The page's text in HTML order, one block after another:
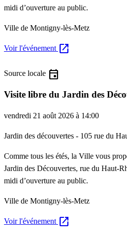
midi d’ouverture au public.
Ville de Montigny-lès-Metz
Voir l'événement open_in_new
Source locale event
Visite libre du Jardin des
vendredi 21 août 2026 à 14:00
Jardin des découvertes - 105 rue du
Comme tous les étés, la Ville vous
Jardin des Découvertes, rue du Haut-
midi d’ouverture au public.
Ville de Montigny-lès-Metz
Voir l'événement open_in_new